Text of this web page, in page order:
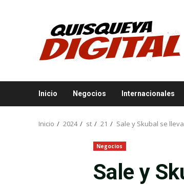
Inicio Negocios Internacionales
Inicio 2024 st 21 Sale y Skubal se
Negocios
Sale y